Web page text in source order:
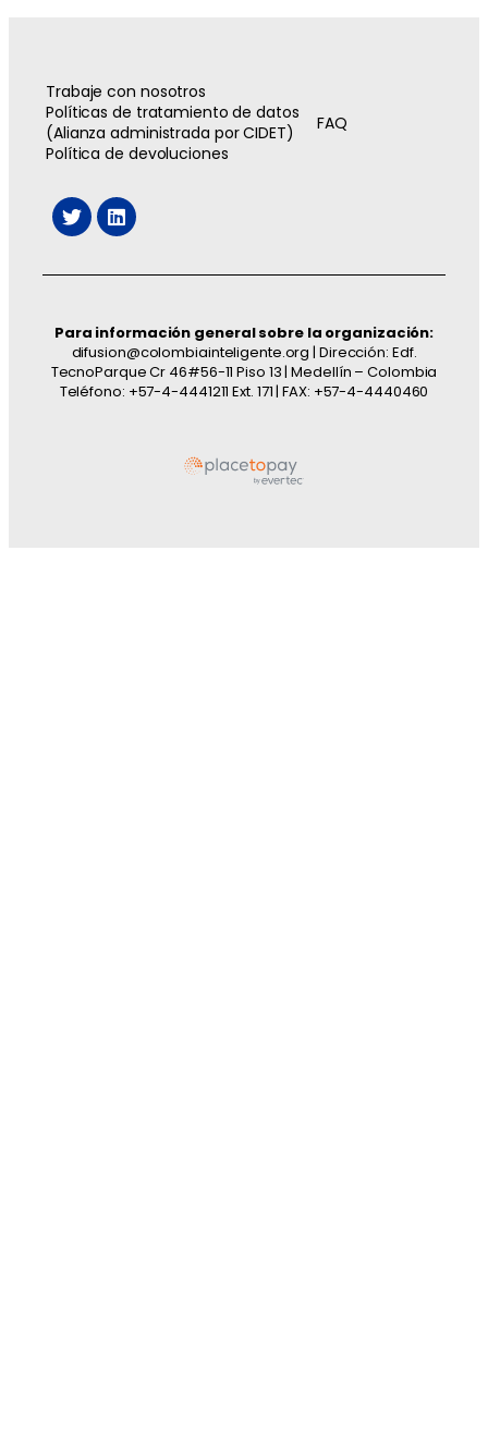
Trabaje con nosotros
Políticas de tratamiento de datos
(Alianza administrada por CIDET)
FAQ
Política de devoluciones
Para información general sobre la organización:
difusion@colombiainteligente.org | Dirección: Edf.
TecnoParque Cr 46#56-11 Piso 13 | Medellín – Colombia
Teléfono: +57-4-4441211 Ext. 171 | FAX: +57-4-4440460